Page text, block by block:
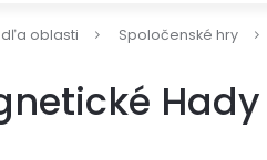
oblasti Spoločenské hry